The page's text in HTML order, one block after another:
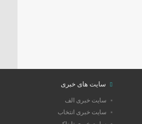
سایت های خبری
سایت خبری الف
سایت خبری انتخاب